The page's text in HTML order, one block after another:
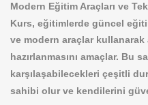
Modern Eğitim Araçları ve
Kurs, eğitimlerde güncel
ve modern araçlar
hazırlanmasını amaçlar. Bu
karşılaşabilecekleri çeşitli
sahibi olur ve kendilerini